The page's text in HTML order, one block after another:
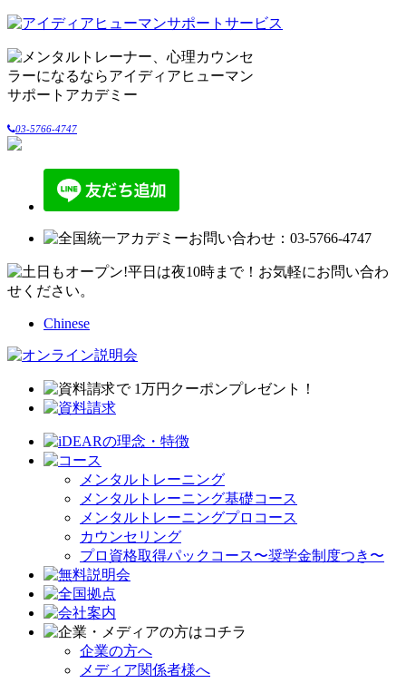
03-5766-4747
Chinese
メンタルトレーニング
メンタルトレーニング基礎コース
メンタルトレーニングプロコース
カウンセリング
プロ資格取得パックコース〜奨学金制度つき〜
企業の方へ
メディア関係者様へ